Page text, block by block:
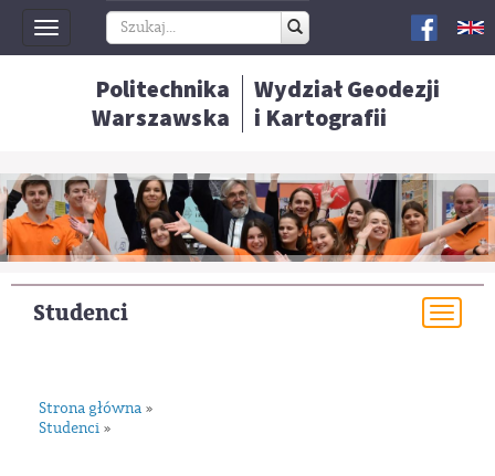
Toggle
navigation
Politechnika
Warszawska
Wydział Geodezji
i Kartografii
Studenci
Strona główna »
Studenci »